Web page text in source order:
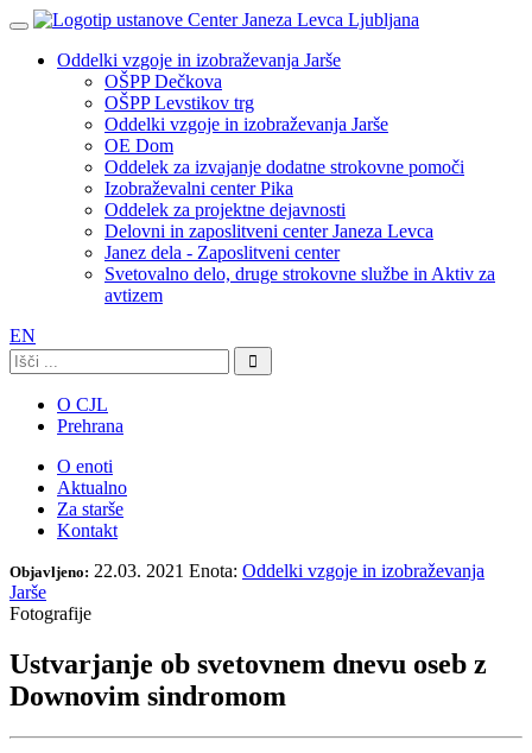
Oddelki vzgoje in izobraževanja Jarše
OŠPP Dečkova
OŠPP Levstikov trg
Oddelki vzgoje in izobraževanja Jarše
OE Dom
Oddelek za izvajanje dodatne strokovne pomoči
Izobraževalni center Pika
Oddelek za projektne dejavnosti
Delovni in zaposlitveni center Janeza Levca
Janez dela - Zaposlitveni center
Svetovalno delo, druge strokovne službe in Aktiv za
avtizem
EN
Išči:
O CJL
Prehrana
O enoti
Aktualno
Za starše
Kontakt
Objavljeno: 22.03. 2021 Enota: Oddelki vzgoje in izobraževanja
Jarše
Fotografije
Ustvarjanje ob svetovnem dnevu oseb z
Downovim sindromom